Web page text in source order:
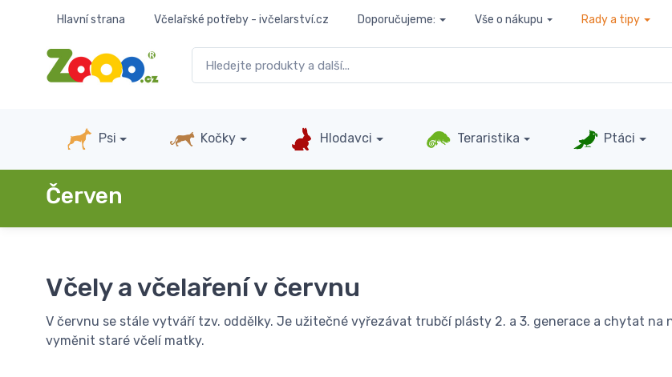
Hlavní strana Včelařské potřeby - ivčelarství.cz Doporučujeme: Vše o nákupu Rady a tipy
Psi Kočky Hlodavci Teraristika Ptáci
Červen
Včely a včelaření v červnu
V červnu se stále vytváří tzv. oddělky. Je užitečné vyřezávat trubčí plásty 2. a 3. generace a chytat na
vyměnit staré včelí matky.